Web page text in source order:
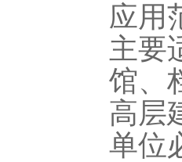
应用
主要
馆、
高层
单位